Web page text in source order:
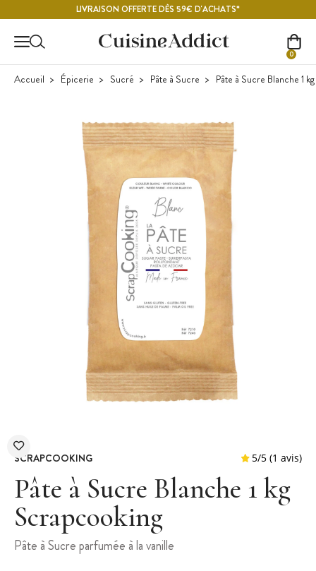
LIVRAISON OFFERTE DÈS 59€ D'ACHATS*
0
Accueil Épicerie Sucré Pâte à Sucre Pâte à Sucre Blanche 1
SCRAPCOOKING
Pâte à Sucre Blanche 1 kg
Scrapcooking
Pâte à Sucre parfumée à la vanille